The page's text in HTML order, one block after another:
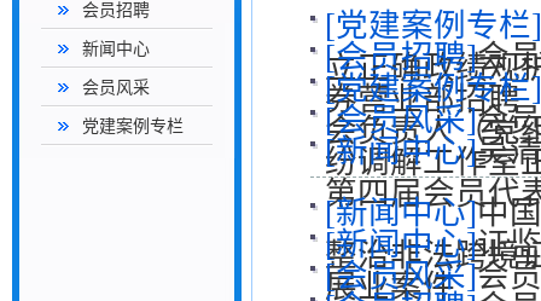
会员招聘
新闻中心
会员风采
党建案例专栏
[党建案例专栏]
立正确政绩观
[会员招聘]会
券营业部招聘
[党建案例专栏]
会负责人（党
[会员风采]会
纷调解工作室
[新闻中心]吴
第四届会员代
[新闻中心]中
整治非法跨境
[新闻中心]证
展业案件
[会员风采]会